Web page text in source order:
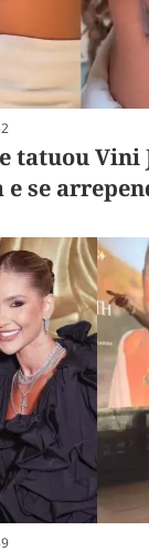
tatuou Vini
se